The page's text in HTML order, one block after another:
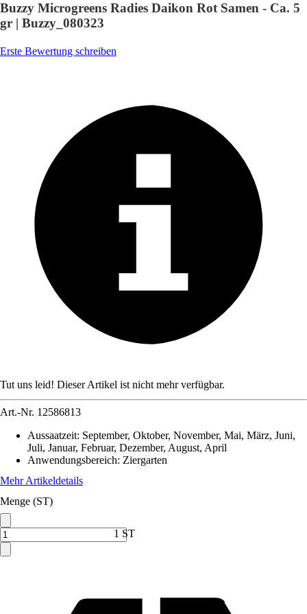
Buzzy Microgreens Radies Daikon Rot Samen - Ca. 5
gr | Buzzy_080323
Erste Bewertung schreiben
Tut uns leid! Dieser Artikel ist nicht mehr verfügbar.
Art.-Nr. 12586813
Aussaatzeit: September, Oktober, November, Mai, März, Juni,
Juli, Januar, Februar, Dezember, August, April
Anwendungsbereich: Ziergarten
Mehr Artikeldetails
Menge (ST)
1 ST